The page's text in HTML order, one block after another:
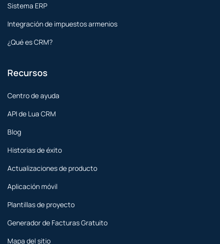
Sistema ERP
Integración de impuestos armenios
¿Qué es CRM?
Recursos
Centro de ayuda
API de Lua CRM
Blog
Historias de éxito
Actualizaciones de producto
Aplicación móvil
Plantillas de proyecto
Generador de Facturas Gratuito
Mapa del sitio